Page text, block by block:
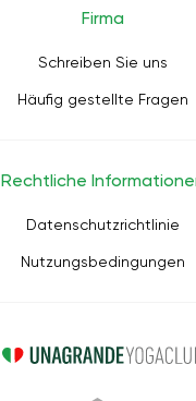
Firma
Schreiben Sie uns
Häufig gestellte Fragen
Rechtliche
Datenschutzrichtlinie
Nutzungsbedingungen